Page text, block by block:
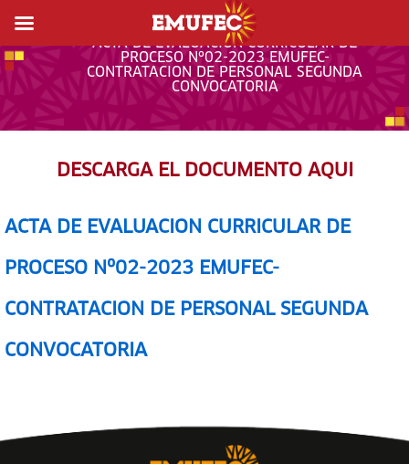
ACTA DE EVALUACION CURRICULAR DE
PROCESO Nº02-2023 EMUFEC-
CONTRATACION DE PERSONAL SEGUNDA
CONVOCATORIA
DESCARGA EL DOCUMENTO AQUI
ACTA DE EVALUACION CURRICULAR DE
PROCESO Nº02-2023 EMUFEC-
CONTRATACION DE PERSONAL SEGUNDA
CONVOCATORIA